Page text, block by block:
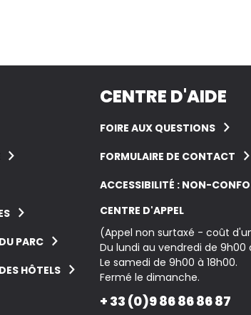
PARC
HÔTELS
CENTRE D'AIDE
FOIRE AUX QUESTIONS
FORMULAIRE DE CONTACT
ACCESSIBILITÉ : NON-
CENTRE D'APPEL
(Appel non surtaxé - coût
Du lundi au vendredi de 9h00
Le samedi de 9h00 à 18h00.
Fermé le dimanche.
+ 33 (0)9 86 86 86 87